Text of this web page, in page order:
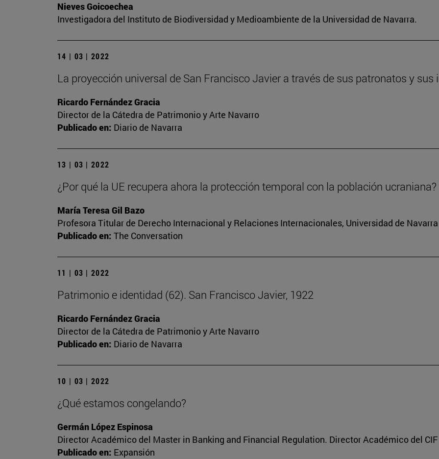
Nieves Goicoechea
Investigadora del Instituto de Biodiversidad y Medioambiente de la Universidad de Navarra.
14 | 03 | 2022
La proyección universal de San Francisco Javier a través de sus patronatos y sus
Ricardo Fernández Gracia
Director de la Cátedra de Patrimonio y Arte Navarro
Publicado en: Diario de Navarra
13 | 03 | 2022
¿Por qué la UE recupera ahora la protección temporal con la población ucraniana?
María Teresa Gil Bazo
Profesora Titular de Derecho Internacional y Relaciones Internacionales, Universidad de Navarra
Publicado en: The Conversation
11 | 03 | 2022
Patrimonio e identidad (62). San Francisco Javier, 1922
Ricardo Fernández Gracia
Director de la Cátedra de Patrimonio y Arte Navarro
Publicado en: Diario de Navarra
10 | 03 | 2022
¿Qué estamos congelando?
Germán López Espinosa
Director Académico del Master in Banking and Financial Regulation. Director Académico del CIF
Publicado en: Expansión